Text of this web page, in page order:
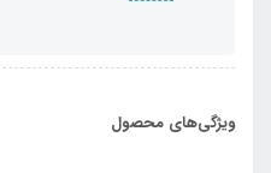
ویژگی‌های محصول